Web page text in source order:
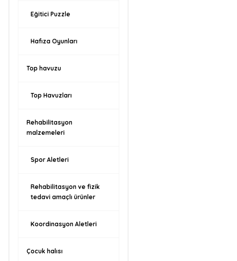
Eğitici Puzzle
Hafıza Oyunları
Top havuzu
Top Havuzları
Rehabilitasyon
malzemeleri
Spor Aletleri
Rehabilitasyon ve fizik
tedavi amaçlı ürünler
Koordinasyon Aletleri
Çocuk halısı